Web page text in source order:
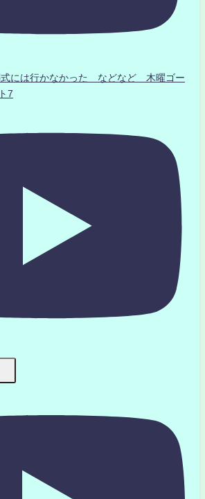
には行かなかった などなど 木曜ゴー
7